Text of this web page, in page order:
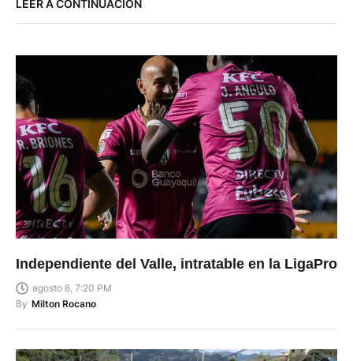
LEER A CONTINUACIÓN
Independiente del Valle, intratable en la LigaPro
agosto 8, 7:20 PM
By Milton Rocano